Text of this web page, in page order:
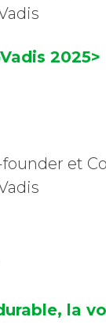
2025>
et
la